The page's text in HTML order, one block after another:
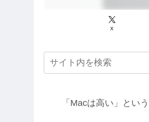
X
「Macは高い」という